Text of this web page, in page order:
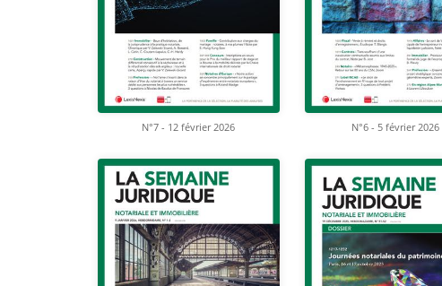
N°7 - 12 février 2026 N°6 - 5 février 2026